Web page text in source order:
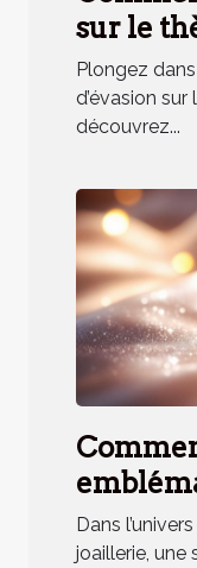
sur le
héros
Plongez
d’évasion
découvrez...
elle un
Dans
joaillerie, une